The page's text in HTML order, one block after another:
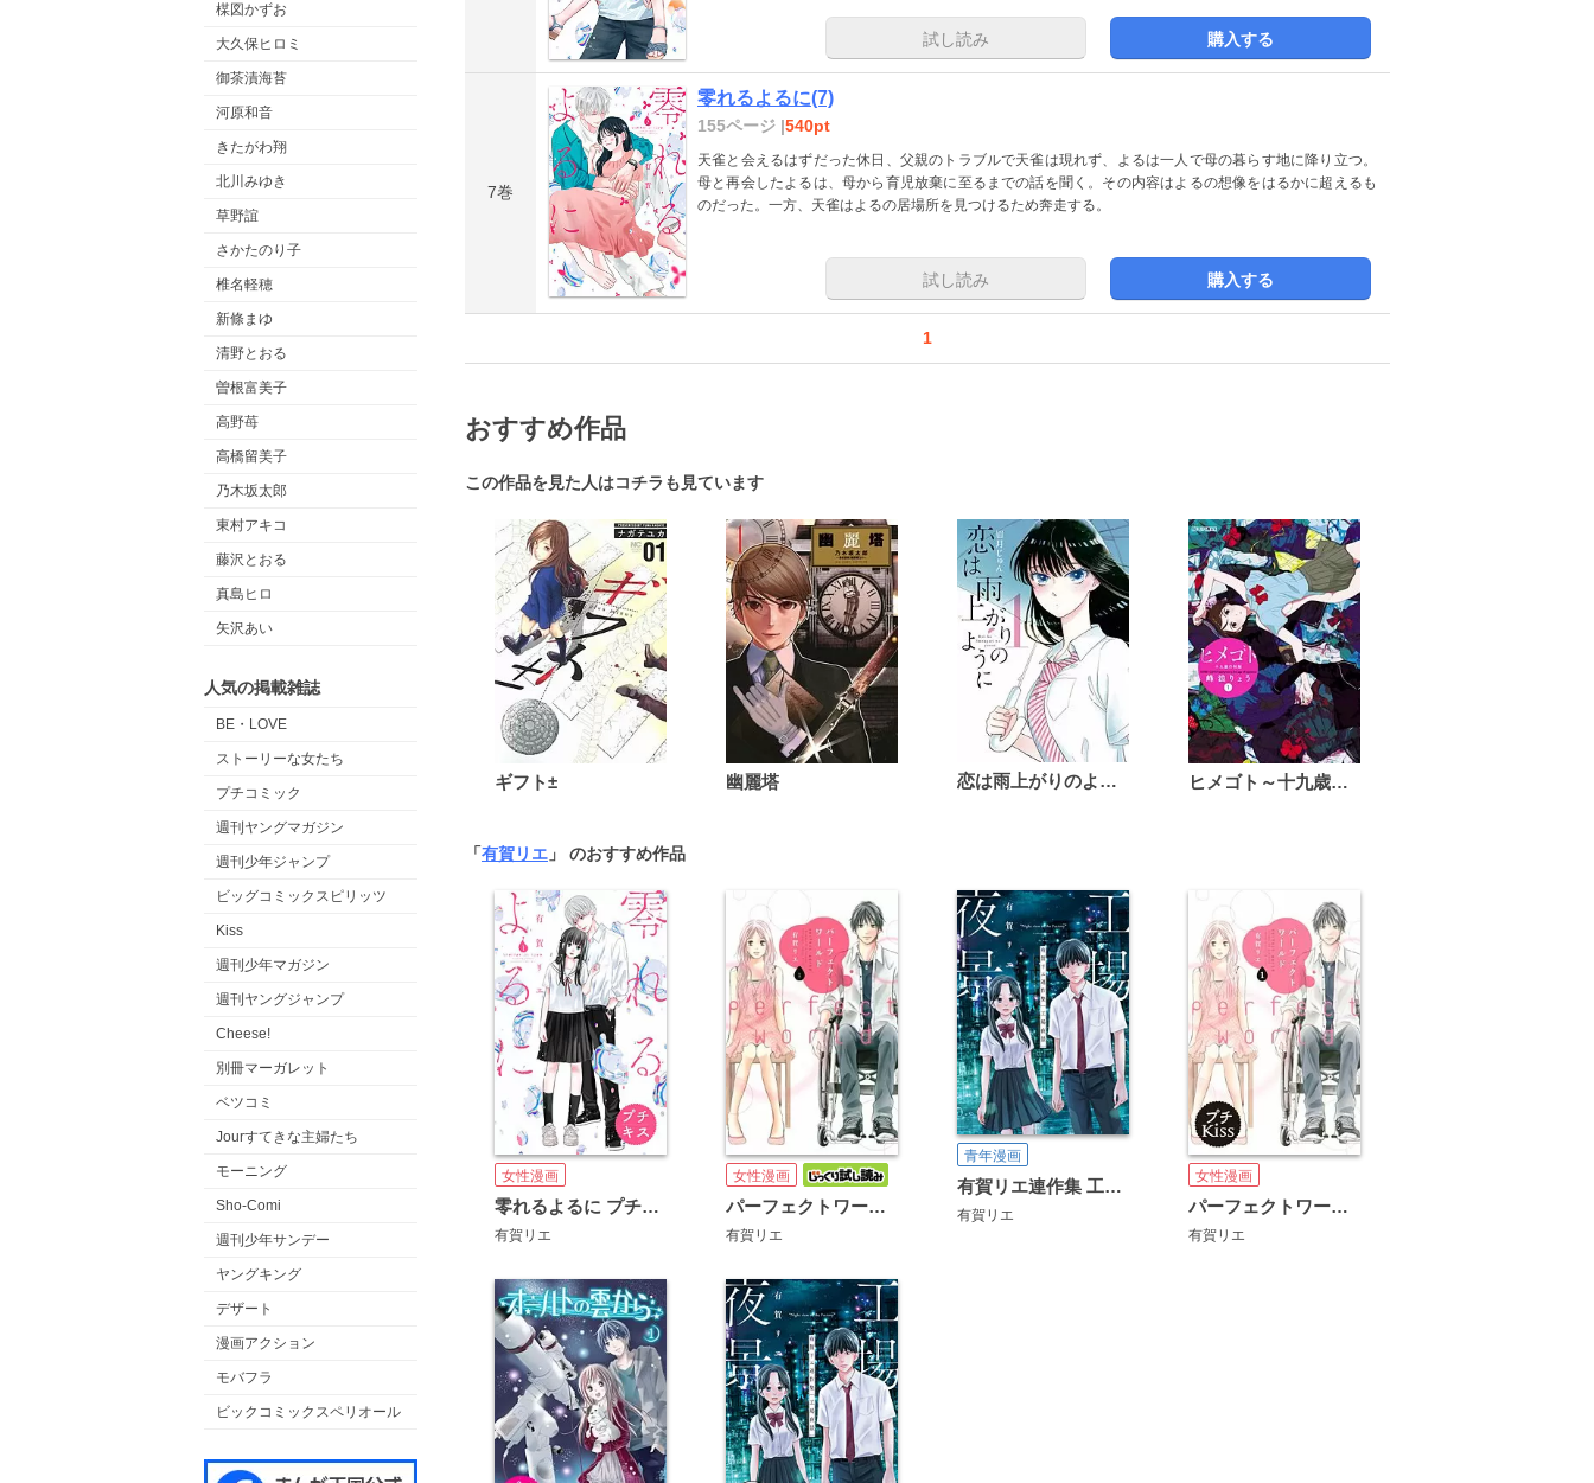
楳図かずお
大久保ヒロミ
御茶漬海苔
河原和音
きたがわ翔
北川みゆき
草野誼
さかたのり子
椎名軽穂
新條まゆ
清野とおる
曽根富美子
高野苺
高橋留美子
乃木坂太郎
東村アキコ
藤沢とおる
真島ヒロ
矢沢あい
人気の掲載雑誌
BE・LOVE
ストーリーな女たち
プチコミック
週刊ヤングマガジン
週刊少年ジャンプ
ビッグコミックスピリッツ
Kiss
週刊少年マガジン
週刊ヤングジャンプ
Cheese!
別冊マーガレット
ベツコミ
Jourすてきな主婦たち
モーニング
Sho-Comi
週刊少年サンデー
ヤングキング
デザート
漫画アクション
モバフラ
ビックコミックスペリオール
試し読み 購入する
7巻
零れるよるに(7)
155ページ |540pt
天雀と会えるはずだった休日、父親のトラブルで天雀は現れず、よるは一人で母の暮らす地に降り立つ。
母と再会したよるは、母から育児放棄に至るまでの話を聞く。その内容はよるの想像をはるかに超えるも
のだった。一方、天雀はよるの居場所を見つけるため奔走する。
試し読み 購入する
1
おすすめ作品
この作品を見た人はコチラも見ています
ギフト± 幽麗塔 恋は雨上がりのように ヒメゴト～十九歳の制服～
「有賀リエ 」 のおすすめ作品
女性漫画
零れるよるに プチキス
有賀リエ
女性漫画
パーフェクトワールド
有賀リエ
青年漫画
有賀リエ連作集 工場夜景
有賀リエ
女性漫画
パーフェクトワールド プチキス
有賀リエ